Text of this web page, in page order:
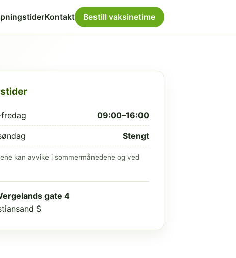
Kontakt Bestill vaksinetime
09:00–16:00
Stengt
kan avvike i sommermånedene og ved
gate 4
S